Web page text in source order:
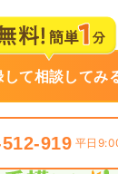
して相談してみ
919 平日